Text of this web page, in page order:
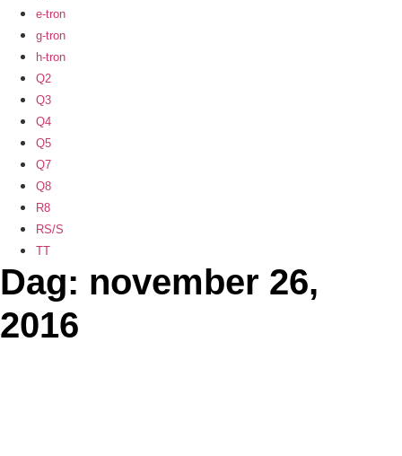
e-tron
g-tron
h-tron
Q2
Q3
Q4
Q5
Q7
Q8
R8
RS/S
TT
Dag: november 26,
2016